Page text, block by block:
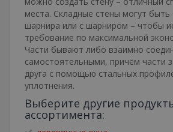
места. Складные стены могут
шарнира или с шарниром – чтобы
требование по максимальной
Части бывают либо взаимно
самостоятельными, причём части
друга с помощью стальных
уплотнения.
Выберите другие
ассортимента:
Название
pum-7412
CookieScriptConsent